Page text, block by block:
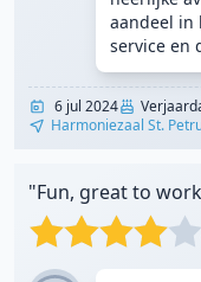
aandeel in
service en
6 jul 2024
Harmoniezaal St.
"Fun, great to